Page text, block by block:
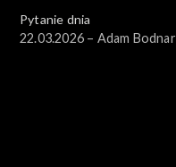
Pytanie dnia
22.03.2026 – Adam Bodnar